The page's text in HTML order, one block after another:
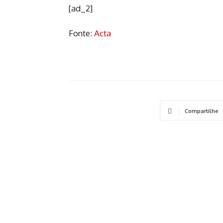
[ad_2]
Fonte:Acta
Compartilhe